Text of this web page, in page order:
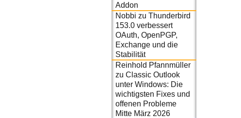
Addon
Nobbi zu Thunderbird
153.0 verbessert
OAuth, OpenPGP,
Exchange und die
Stabilität
Reinhold Pfannmüller
zu Classic Outlook
unter Windows: Die
wichtigsten Fixes und
offenen Probleme
Mitte März 2026